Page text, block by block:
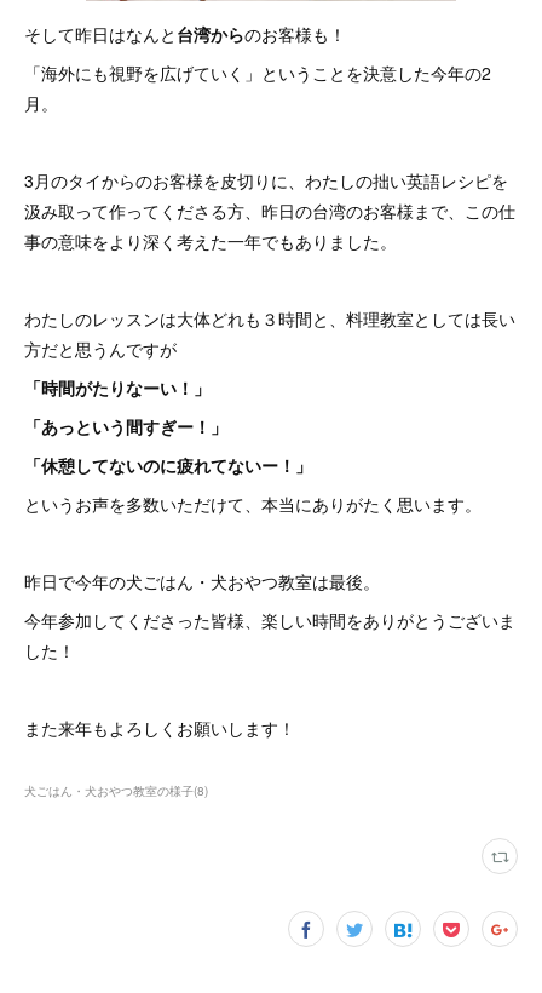
そして昨日はなんと 台湾からのお客様も！
「海外にも視野を広げていく」ということを決意した今年の2
月。
3月のタイからのお客様を皮切りに、わたしの拙い英語レシピを
汲み取って作ってくださる方、昨日の台湾のお客様まで、この仕
事の意味をより深く考えた一年でもありました。
わたしのレッスンは大体どれも３時間と、料理教室としては長い
方だと思うんですが
「時間がたりなーい！」
「あっという間すぎー！」
「休憩してないのに疲れてないー！」
というお声を多数いただけて、本当にありがたく思います。
昨日で今年の犬ごはん・犬おやつ教室は最後。
今年参加してくださった皆様、楽しい時間をありがとうございま
した！
また来年もよろしくお願いします！
犬ごはん・犬おやつ教室の様子(8)